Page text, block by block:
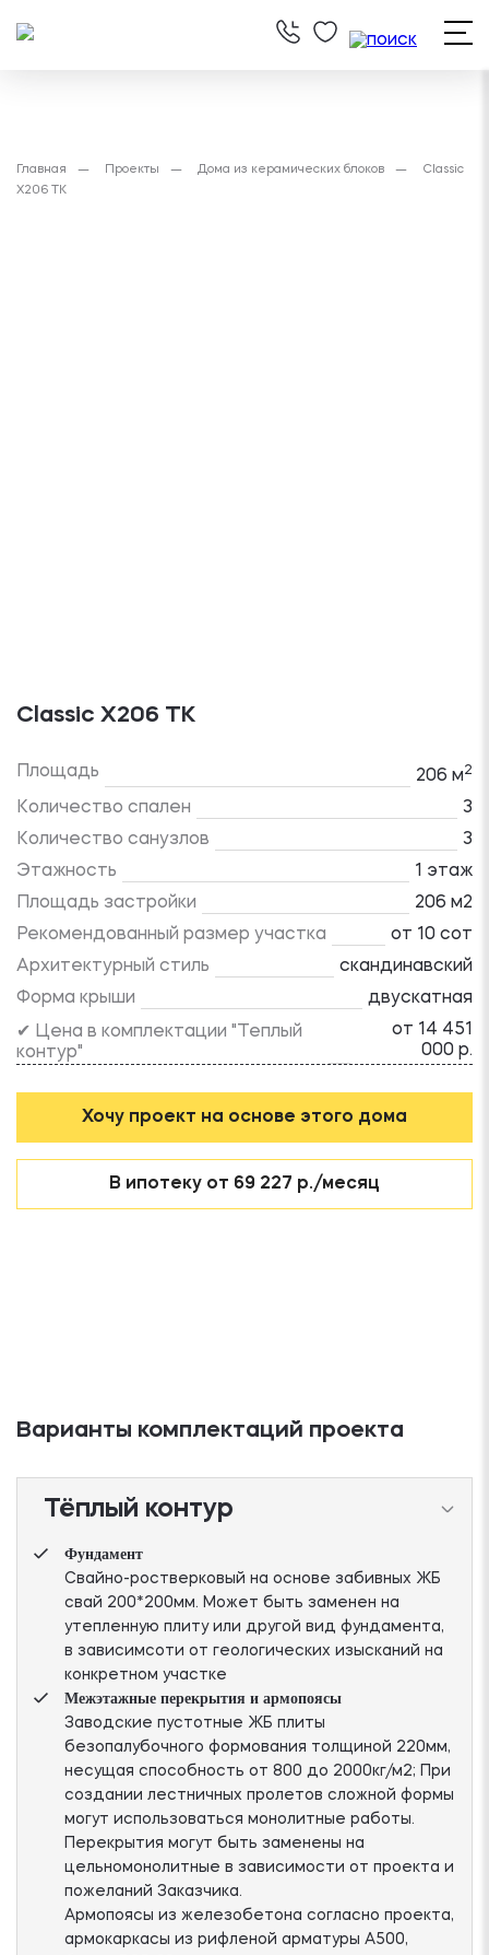
Главная Проекты Дома из керамических блоков
Classic
X206 TK
Classic X206 TK
Площадь 206 м2
Количество спален
3
Количество санузлов
3
Этажность
1 этаж
Площадь застройки
206 м2
Рекомендованный размер участка
от 10 сот
Архитектурный стиль
скандинавский
Форма крыши
двускатная
✔ Цена в комплектации "Теплый
контур"
от 14 451
000 р.
Хочу проект на основе этого дома
В ипотеку от 69 227 р./месяц
Варианты комплектаций проекта
Тёплый контур
Фундамент
Свайно-ростверковый на основе забивных ЖБ
свай 200*200мм. Может быть заменен на
утепленную плиту или другой вид фундамента,
в зависимсоти от геологических изысканий на
конкретном участке
Межэтажные перекрытия и армопоясы
Заводские пустотные ЖБ плиты
безопалубочного формования толщиной 220мм,
несущая способность от 800 до 2000кг/м2; При
создании лестничных пролетов сложной формы
могут использоваться монолитные работы.
Перекрытия могут быть заменены на
цельномонолитные в зависимости от проекта и
пожеланий Заказчика.
Армопоясы из железобетона согласно проекта,
армокаркасы из рифленой арматуры А500,